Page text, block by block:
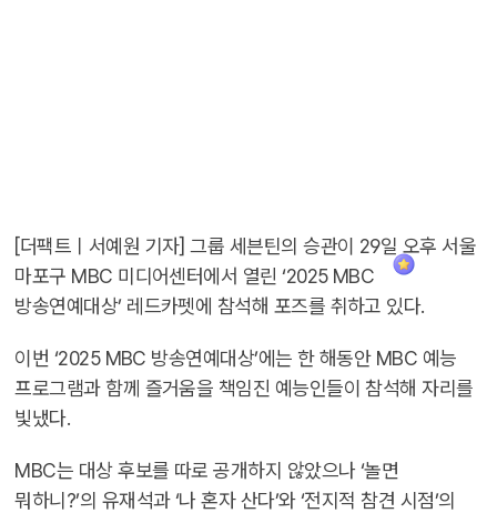
[더팩트ㅣ서예원 기자] 그룹 세븐틴의 승관이 29일 오후 서울
마포구 MBC 미디어센터에서 열린 ‘2025 MBC
방송연예대상’ 레드카펫에 참석해 포즈를 취하고 있다.
이번 ‘2025 MBC 방송연예대상’에는 한 해동안 MBC 예능
프로그램과 함께 즐거움을 책임진 예능인들이 참석해 자리를
빛냈다.
MBC는 대상 후보를 따로 공개하지 않았으나 ‘놀면
뭐하니?’의 유재석과 ‘나 혼자 산다’와 ‘전지적 참견 시점’의